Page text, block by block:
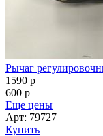
Рычаг
1590 p
600 p
Еще цены
Арт: 79727
Купить